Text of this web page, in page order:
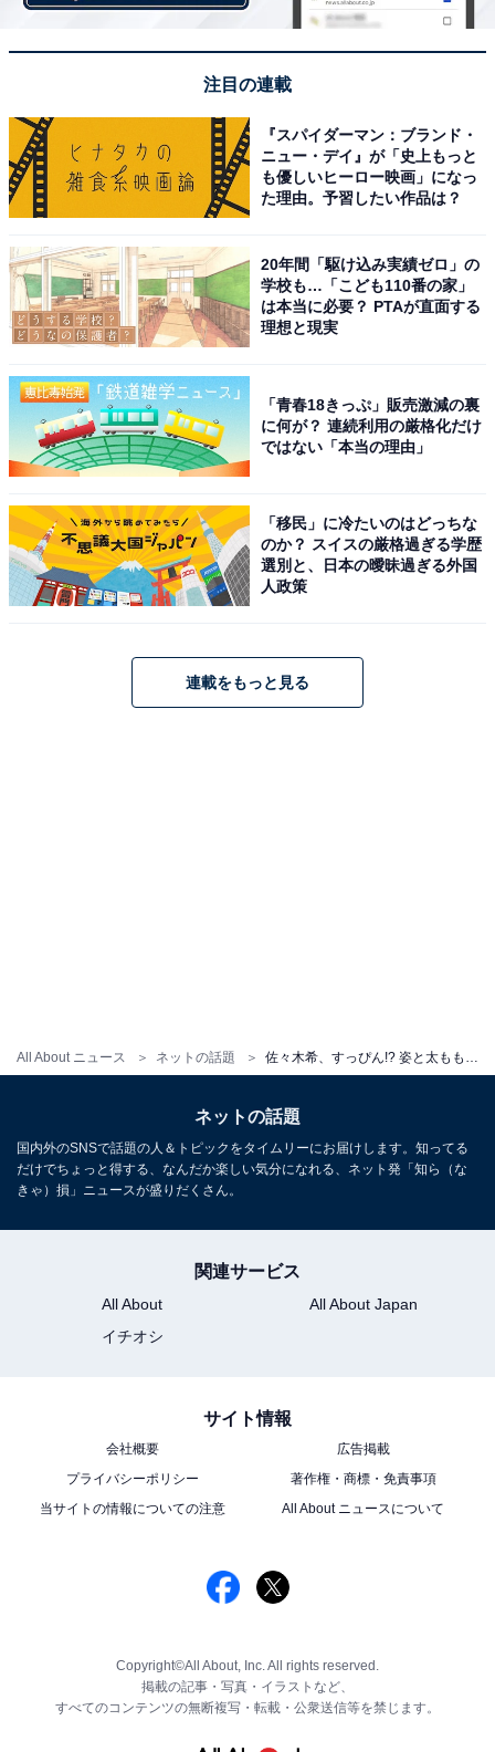
All About ニュース ネットの話題
注目の連載
『スパイダーマン：ブランド・
ニュー・デイ』が「史上もっと
も優しいヒーロー映画」になっ
た理由。予習したい作品は？
20年間「駆け込み実績ゼロ」の
学校も…「こども110番の家」
は本当に必要？ PTAが直面する
理想と現実
「青春18きっぷ」販売激減の裏
に何が？ 連続利用の厳格化だけ
ではない「本当の理由」
「移民」に冷たいのはどっちな
のか？ スイスの厳格過ぎる学歴
選別と、日本の曖昧過ぎる外国
人政策
連載をもっと見る
ネットの話題
国内外のSNSで話題の人＆トピックをタイムリーにお届けします。知ってる
だけでちょっと得する、なんだか楽しい気分になれる、ネット発「知ら（な
きゃ）損」ニュースが盛りだくさん。
関連サービス
All About
All About Japan
イチオシ
サイト情報
会社概要
広告掲載
プライバシーポリシー
著作権・商標・免責事項
当サイトの情報についての注意
All About ニュースについて
Copyright©All About, Inc. All rights reserved.
掲載の記事・写真・イラストなど、
すべてのコンテンツの無断複写・転載・公衆送信等を禁じます。